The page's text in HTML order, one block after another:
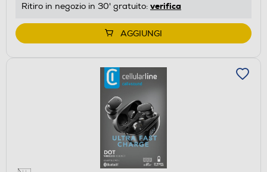
Ritiro in negozio in 30' gratuito: verifica
AGGIUNGI